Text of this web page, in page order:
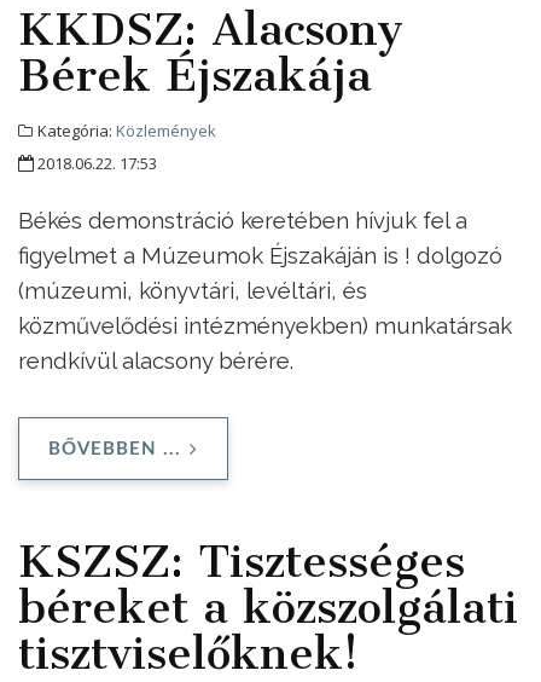
KKDSZ: Alacsony
Bérek Éjszakája
Kategória: Közlemények
2018.06.22. 17:53
Békés demonstráció keretében hívjuk fel a
figyelmet a Múzeumok Éjszakáján is ! dolgozó
(múzeumi, könyvtári, levéltári, és
közművelődési intézményekben) munkatársak
rendkívül alacsony bérére.
BŐVEBBEN ...
KSZSZ: Tisztességes
béreket a közszolgálati
tisztviselőknek!